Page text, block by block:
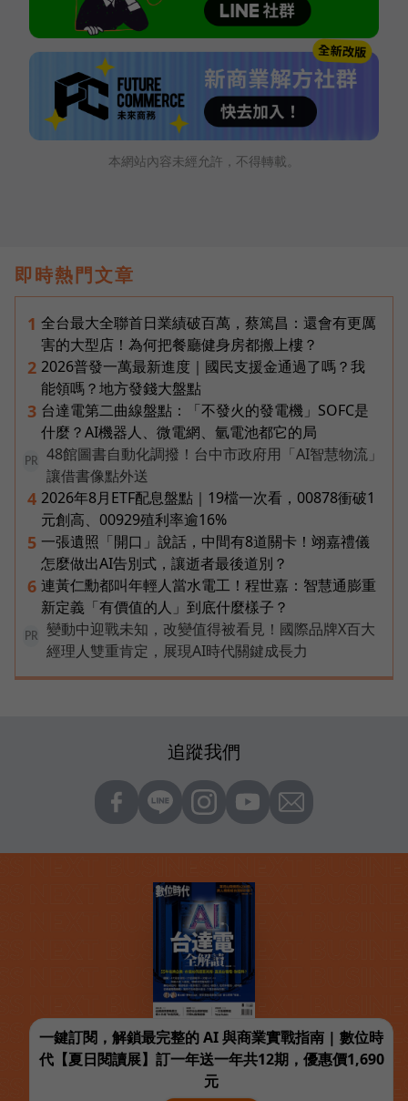
本網站內容未經允許，不得轉載。
即時熱門文章
1 全台最大全聯首日業績破百萬，蔡篤昌：還會有更厲
害的大型店！為何把餐廳健身房都搬上樓？
2 2026普發一萬最新進度｜國民支援金通過了嗎？我
能領嗎？地方發錢大盤點
3 台達電第二曲線盤點：「不發火的發電機」SOFC是
什麼？AI機器人、微電網、氫電池都它的局
PR
48館圖書自動化調撥！台中市政府用「AI智慧物流」
讓借書像點外送
4 2026年8月ETF配息盤點｜19檔一次看，00878衝破1
元創高、00929殖利率逾16%
5 一張遺照「開口」說話，中間有8道關卡！翊嘉禮儀
怎麼做出AI告別式，讓逝者最後道別？
6 連黃仁勳都叫年輕人當水電工！程世嘉：智慧通膨重
新定義「有價值的人」到底什麼樣子？
PR
變動中迎戰未知，改變值得被看見！國際品牌X百大
經理人雙重肯定，展現AI時代關鍵成長力
追蹤我們
一鍵訂閱，解鎖最完整的 AI 與商業實戰指南 | 數位時
代【夏日閱讀展】訂一年送一年共12期，優惠價1,690
元